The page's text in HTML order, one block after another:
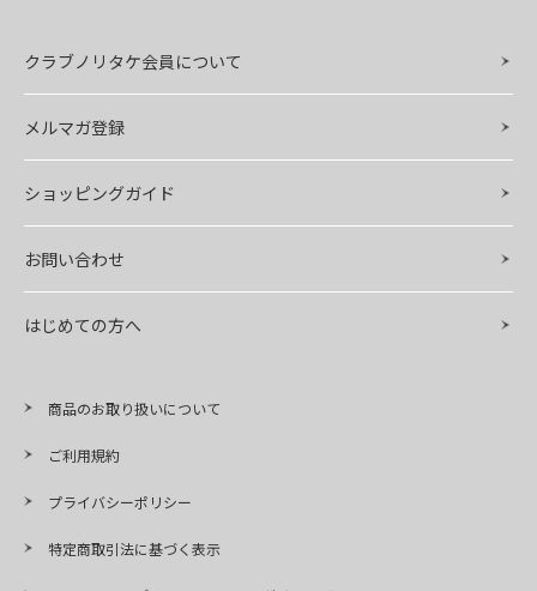
クラブノリタケ会員について
メルマガ登録
ショッピングガイド
お問い合わせ
はじめての方へ
商品のお取り扱いについて
ご利用規約
プライバシーポリシー
特定商取引法に基づく表示